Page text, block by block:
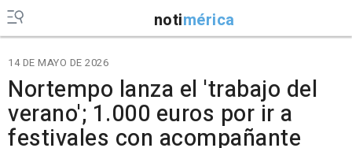
notimérica
14 DE MAYO DE 2026
Nortempo lanza el 'trabajo del
verano'; 1.000 euros por ir a
festivales con acompañante